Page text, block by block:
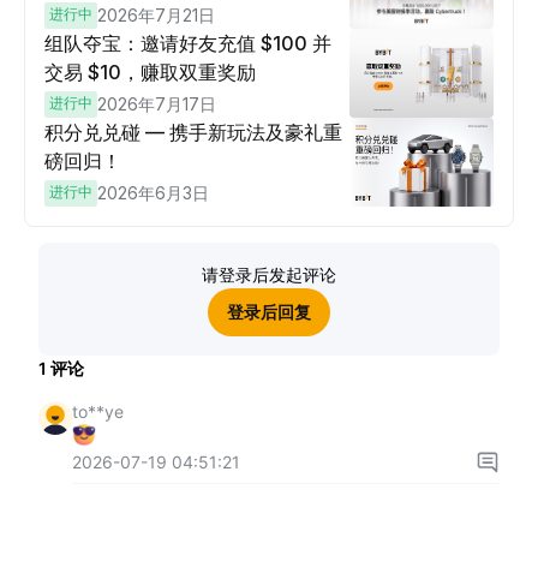
进行中 2026年7月21日
组队夺宝：邀请好友充值 $100 并
交易 $10，赚取双重奖励
进行中 2026年7月17日
积分兑兑碰 — 携手新玩法及豪礼重
磅回归！
进行中 2026年6月3日
请登录后发起评论
登录后回复
1 评论
to**ye
2026-07-19 04:51:21